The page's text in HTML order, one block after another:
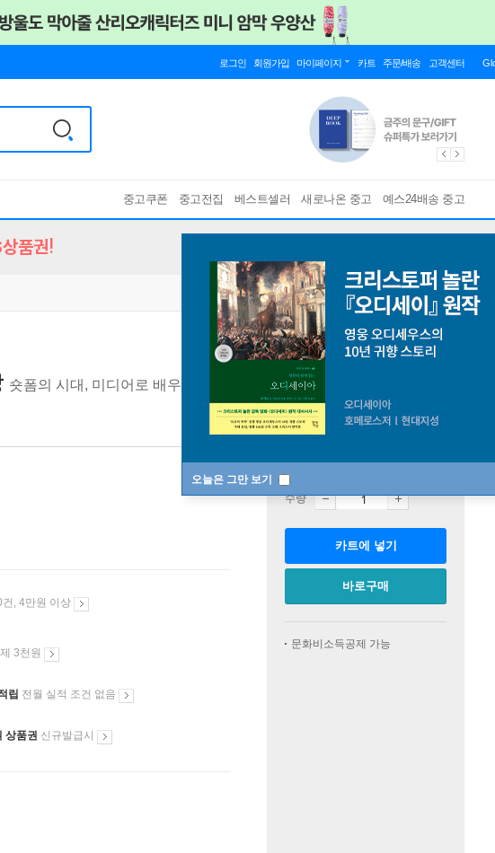
로그인 회원가입 마이페이지 카트 주문/배송 고객센터
중고쿠폰 중고전집 베스트셀러 새로나온 중고 예스24배송 중고
오늘은 그만 보기
품권!
숏폼의 시대, 미디어로 배우는 청소년 문해력 향상법
건, 4만원 이상
3천원
립 전월 실적 조건 없음
상품권 신규발급시
수량
카트에 넣기
바로구매
문화비소득공제 가능